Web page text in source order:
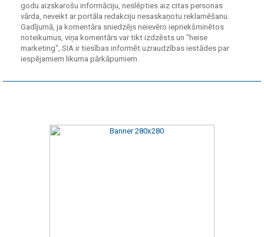
godu aizskarošu informāciju, neslēpties aiz citas personas
vārda, neveikt ar portāla redakciju nesaskaņotu reklamēšanu.
Gadījumā, ja komentāra sniedzējs neievēro iepriekšminētos
noteikumus, viņa komentārs var tikt izdzēsts un "heise
marketing", SIA ir tiesības informēt uzraudzības iestādes par
iespējamiem likuma pārkāpumiem.